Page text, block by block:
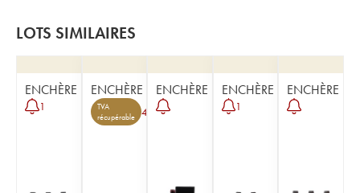
LOTS SIMILAIRES
ENCHÈRE
1
ENCHÈRE
TVA
récupérable
4
ENCHÈRE ENCHÈRE
1
ENCHÈRE